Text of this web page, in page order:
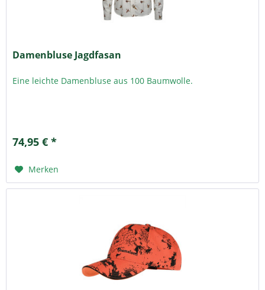
Damenbluse Jagdfasan
Eine leichte Damenbluse aus 100 Baumwolle.
74,95 € *
Merken